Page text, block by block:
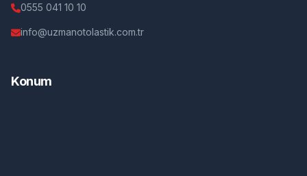
0555 041 10 10
info@uzmanotolastik.com.tr
Konum